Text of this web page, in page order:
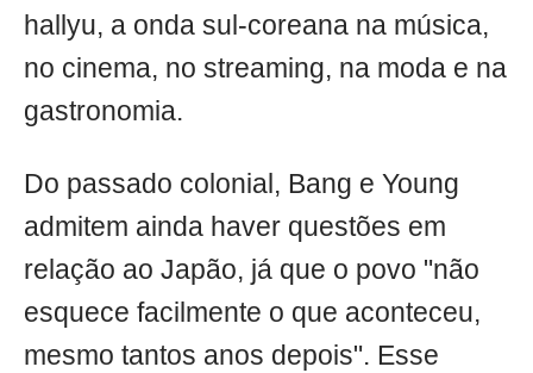
hallyu, a onda sul-coreana na música,
no cinema, no streaming, na moda e na
gastronomia.
Do passado colonial, Bang e Young
admitem ainda haver questões em
relação ao Japão, já que o povo "não
esquece facilmente o que aconteceu,
mesmo tantos anos depois". Esse